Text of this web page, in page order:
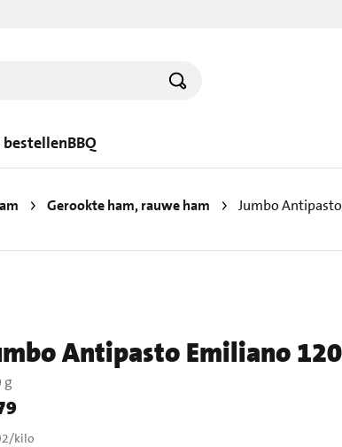
BBQ
Gerookte ham, rauwe ham Jumbo
Antipasto Emiliano
g
€ 4,79
per kilo
/kilo